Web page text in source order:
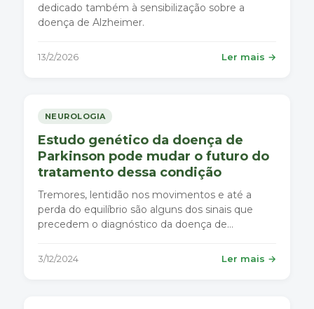
dedicado também à sensibilização sobre a
doença de Alzheimer.
13/2/2026 Ler mais →
NEUROLOGIA
Estudo genético da doença de
Parkinson pode mudar o futuro do
tratamento dessa condição
Tremores, lentidão nos movimentos e até a
perda do equilíbrio são alguns dos sinais que
precedem o diagnóstico da doença de
3/12/2024 Ler mais →